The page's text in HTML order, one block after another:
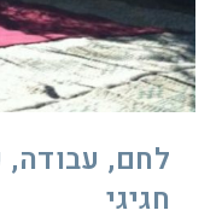
לחם, עבודה,
חגיגי